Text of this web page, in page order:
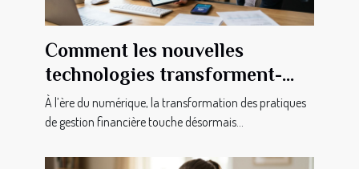
Comment les nouvelles
technologies transforment-
elles la gestion financière des
PME ?
À l’ère du numérique, la transformation des pratiques
de gestion financière touche désormais...